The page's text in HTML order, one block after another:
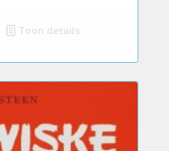
Toon details